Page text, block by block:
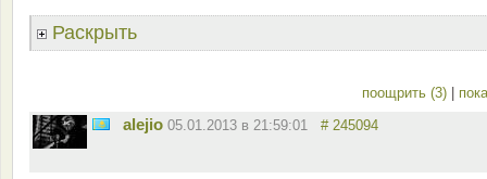
Раскрыть
поощрить (3)
alejio 05.01.2013 в 21:59:01 # 245094